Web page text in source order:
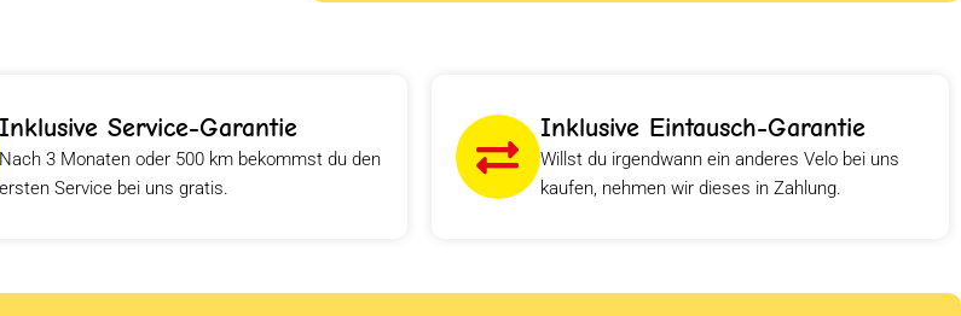
Inklusive Service-Garantie
3 Monaten oder 500 km bekommst du den
ersten Service bei uns gratis.
Inklusive Eintausch-Garantie
Willst du irgendwann ein anderes Velo bei uns
kaufen, nehmen wir dieses in Zahlung.